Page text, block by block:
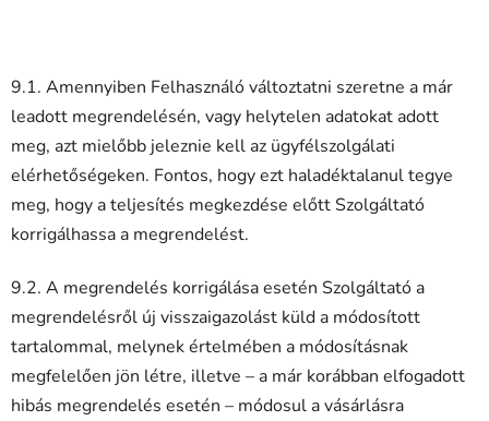
9.1. Amennyiben Felhasználó változtatni szeretne a már
leadott megrendelésén, vagy helytelen adatokat adott
meg, azt mielőbb jeleznie kell az ügyfélszolgálati
elérhetőségeken. Fontos, hogy ezt haladéktalanul tegye
meg, hogy a teljesítés megkezdése előtt Szolgáltató
korrigálhassa a megrendelést.
9.2. A megrendelés korrigálása esetén Szolgáltató a
megrendelésről új visszaigazolást küld a módosított
tartalommal, melynek értelmében a módosításnak
megfelelően jön létre, illetve – a már korábban elfogadott
hibás megrendelés esetén – módosul a vásárlásra